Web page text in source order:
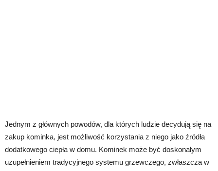
Jednym z głównych powodów, dla których ludzie decydują się na
zakup kominka, jest możliwość korzystania z niego jako źródła
dodatkowego ciepła w domu. Kominek może być doskonałym
uzupełnieniem tradycyjnego systemu grzewczego, zwłaszcza w